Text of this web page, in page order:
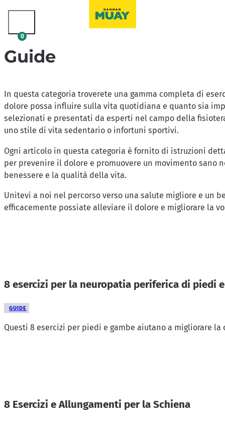
0
Guide
In questa categoria troverete una gamma completa di
dolore possa influire sulla vita quotidiana e quanto sia
selezionati e presentati da esperti nel campo della
uno stile di vita sedentario o infortuni sportivi.
Ogni articolo in questa categoria è fornito di istruzioni
per prevenire il dolore e promuovere un movimento
benessere e la qualità della vita.
Unitevi a noi nel percorso verso una salute migliore e un
efficacemente possiate alleviare il dolore e migliorare la
8 esercizi per la neuropatia periferica di piedi
GUIDE
Questi 8 esercizi per piedi e gambe aiutano a migliorare
8 Esercizi e Allungamenti per la Schiena